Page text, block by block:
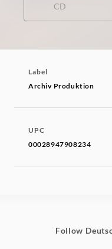
CD
Label
Archiv Produktion
UPC
00028947908234
Follow